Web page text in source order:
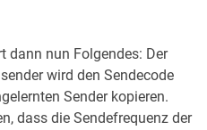
dann nun Folgendes: Der
wird den Sendecode
Sender kopieren.
dass die Sendefrequenz der